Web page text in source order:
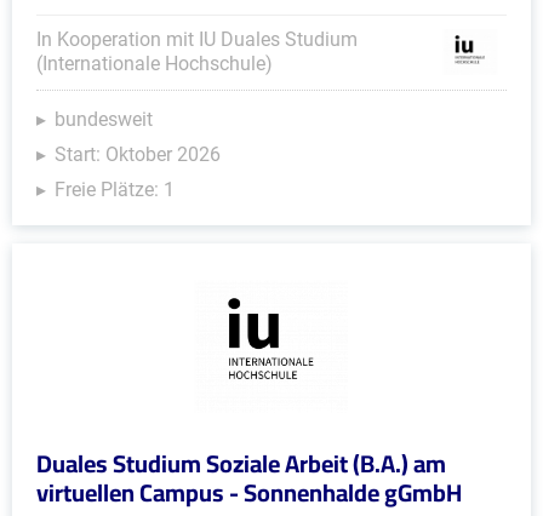
In Kooperation mit IU Duales Studium
(Internationale Hochschule)
bundesweit
Start: Oktober 2026
Freie Plätze: 1
Duales Studium Soziale Arbeit (B.A.) am
virtuellen Campus - Sonnenhalde gGmbH